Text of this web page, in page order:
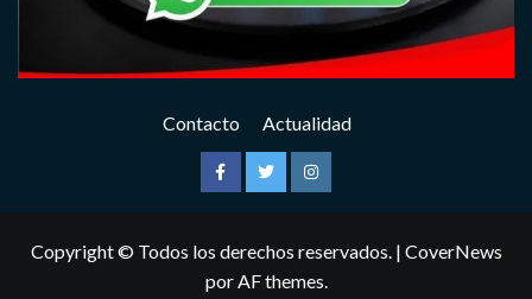
Contacto Actualidad
FacebookTwitterInstagram
Copyright © Todos los derechos reservados. | CoverNews
por AF themes.